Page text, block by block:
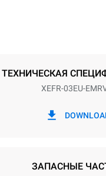
ТЕХНИЧЕСКАЯ
XEFR-03EU-
ЗАПАСНЫЕ